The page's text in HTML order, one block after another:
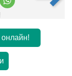
онлайн!